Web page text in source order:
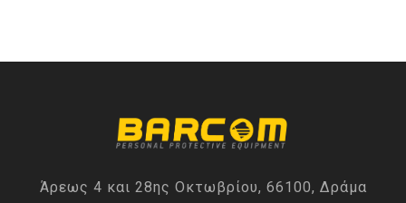
Άρεως 4 και 28ης Οκτωβρίου, 66100, Δράμα